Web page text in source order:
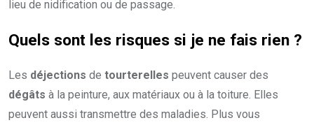
lieu de nidification ou de passage.
Quels sont les risques si je ne fais rien ?
Les déjections de tourterelles peuvent causer des
dégâts à la peinture, aux matériaux ou à la toiture. Elles
peuvent aussi transmettre des maladies. Plus vous